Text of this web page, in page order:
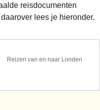
reisdocumenten
lees je hieronder.
Reizen van en naar Londen